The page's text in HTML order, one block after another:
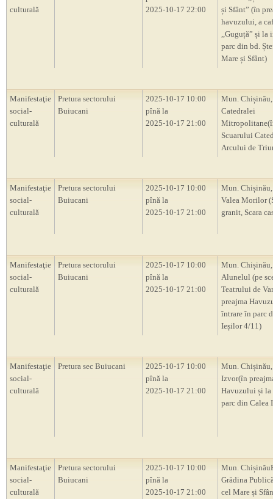
culturală
2025-10-17 22:00
și Sfânt” (în
havuzului, a
,,Guguță” și la
parc din bd.
Mare și Sfânt)
Manifestaţie
social-
culturală
Pretura sectorului
Buiucani
2025-10-17 10:00
pînă la
2025-10-17 21:00
Mun.
Catedralei
Scuarului
Arcului de
Manifestaţie
social-
culturală
Pretura sectorului
Buiucani
2025-10-17 10:00
pînă la
2025-10-17 21:00
Mun.
Valea Morilor
granit, Scara
Manifestaţie
social-
culturală
Pretura sectorului
Buiucani
2025-10-17 10:00
pînă la
2025-10-17 21:00
Mun.
Alunelul (pe
Teatrului de
preajma
întrare în parc
Ieșilor 4/11)
Manifestaţie
social-
culturală
Pretura sec Buiucani
2025-10-17 10:00
pînă la
2025-10-17 21:00
Mun.
Izvor(în
Havuzului și la
parc din Calea
Manifestaţie
social-
culturală
Pretura sectorului
Buiucani
2025-10-17 10:00
pînă la
2025-10-17 21:00
Mun.
Grădina
cel Mare și